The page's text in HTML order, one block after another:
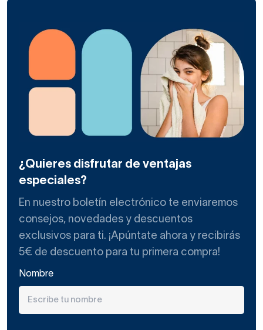
¿Quieres disfrutar de ventajas
especiales?
En nuestro boletín electrónico te enviaremos
consejos, novedades y descuentos
exclusivos para ti. ¡Apúntate ahora y recibirás
5€ de descuento para tu primera compra!
Nombre